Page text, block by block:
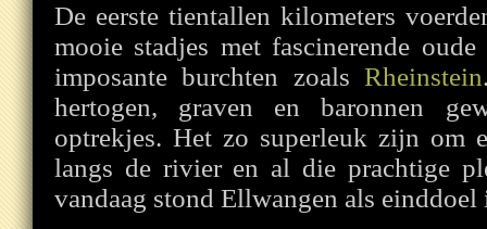
De eerste tientallen kilometers
mooie stadjes met fascinerende
imposante burchten zoals Rheinstein
hertogen, graven en baronnen
optrekjes. Het zo superleuk zijn om
langs de rivier en al die prachtige
vandaag stond Ellwangen als einddoel